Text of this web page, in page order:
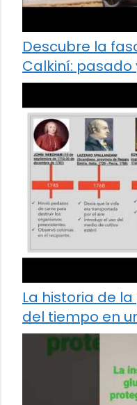
Descubre la
Calkiní:
La historia de
del tiempo en